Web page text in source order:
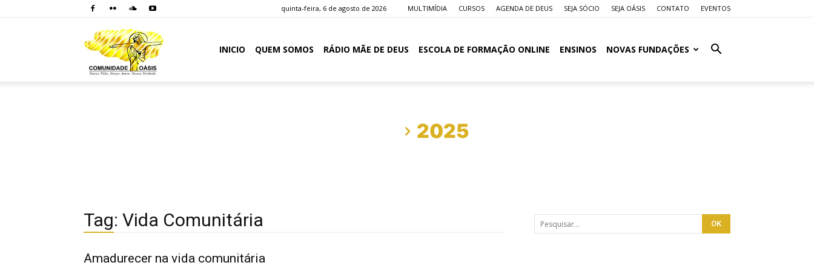
quinta-feira, 6 de agosto de 2026 MULTIMÍDIA CURSOS AGENDA DE DEUS SEJA SÓCIO SEJA OÁSIS CONTATO EVENTOS
INICIO QUEM SOMOS RÁDIO MÃE DE DEUS ESCOLA DE FORMAÇÃO ONLINE ENSINOS NOVAS FUNDAÇÕES
2025
Tag: Vida Comunitária
Amadurecer na vida comunitária